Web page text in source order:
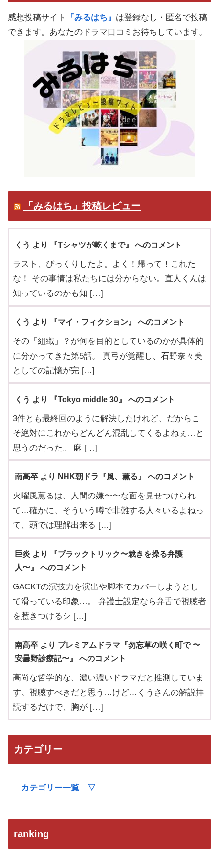
感想投稿サイト 『みるはち』 は登録なし・匿名で投稿
できます。あなたのドラマ口コミお待ちしています。
「みるはち」投稿レビュー
くう より 『Tシャツが乾くまで』 へのコメント
ラスト、びっくりしたよ。よく！帰って！これた
な！ その事情は私たちには分からない。直人くんは
知っているのかも知 […]
くう より 『マイ・フィクション』 へのコメント
その「組織」？が何を目的としているのかが具体的
に分かってきた第5話。 真弓が覚醒し、石野奈々美
としての記憶が完 […]
くう より 『Tokyo middle 30』 へのコメント
3件とも最終回のように解決したけれど、だからこ
そ絶対にこれからどんどん混乱してくるよねぇ…と
思うのだった。 麻 […]
南高卒 より NHK朝ドラ『風、薫る』 へのコメント
火曜風薫るは、人間の嫌〜〜な面を見せつけられ
て…確かに、そういう噂で非難する人々いるよねっ
て、頭では理解出来る […]
巨炎 より 『ブラックトリック〜裁きを操る弁護
人〜』 へのコメント
GACKTの演技力を演出や脚本でカバーしようとし
て滑っている印象…。 弁護士設定なら弁舌で視聴者
を惹きつけるシ […]
南高卒 より プレミアムドラマ『勿忘草の咲く町で 〜
安曇野診療記〜』 へのコメント
高尚な哲学的な、濃い濃いドラマだと推測していま
す。視聴すべきだと思う…けど…くうさんの解説拝
読するだけで、胸が […]
カテゴリー
カテゴリー一覧 ▽
ranking